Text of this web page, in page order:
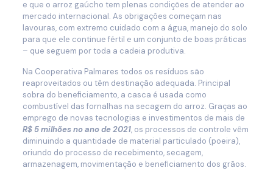
e que o arroz gaúcho tem plenas condições de atender ao
mercado internacional. As obrigações começam nas
lavouras, com extremo cuidado com a água, manejo do solo
para que ele continue fértil e um conjunto de boas práticas
– que seguem por toda a cadeia produtiva.
Na Cooperativa Palmares todos os resíduos são
reaproveitados ou têm destinação adequada. Principal
sobra do beneficiamento, a casca é usada como
combustível das fornalhas na secagem do arroz. Graças ao
emprego de novas tecnologias e investimentos de mais de
R$ 5 milhões no ano de 2021, os processos de controle vêm
diminuindo a quantidade de material particulado (poeira),
oriundo do processo de recebimento, secagem,
armazenagem, movimentação e beneficiamento dos grãos.